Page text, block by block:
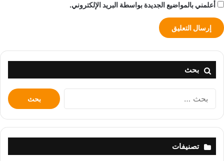
أعلمني بالمواضيع الجديدة بواسطة البريد الإلكتروني.
بحث
البحث
عن:
تصنيفات